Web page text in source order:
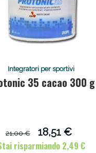
Integratori per sportivi
35 cacao 300 g
21,00 €
18,51 €
risparmiando 2,49 €
55% valido oggi!